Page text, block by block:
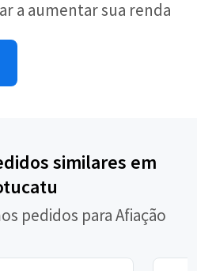
a aumentar sua renda
similares em
pedidos para Afiação